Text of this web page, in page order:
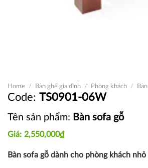
Home / Bàn ghế gia đình / Phòng khách /
TS0901-06W
Tên sản phẩm: Bàn sofa gỗ
2,550,000₫
Bàn sofa gỗ dành cho phòng khách